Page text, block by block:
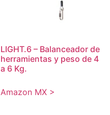
LIGHT.6 – Balanceador de
herramientas y peso de 4
a 6 Kg.
Amazon MX >